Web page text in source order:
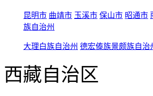
昆明市 曲靖市 玉溪市 保山市 昭通市
族自治州
大理白族自治州 德宏傣族景颇族自治
西藏自治区